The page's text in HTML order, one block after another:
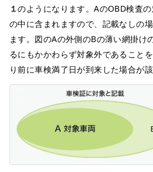
１のようになります。AのOBD検査
の中に含まれますので、記載なしの
ます。図のAの外側のBの薄い網掛け
るにもかかわらず対象外であること
り前に車検満了日が到来した場合が該